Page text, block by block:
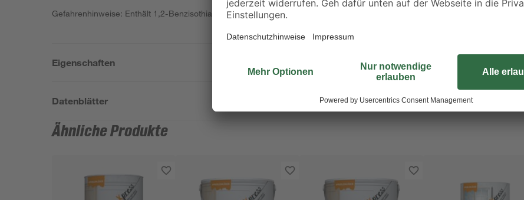
Gefahrenhinweise: Enthält 1,2-Benzisothiazol-3(2H)-on, 2-Methyl-2H-Isothiazol-3-on. Kann allergische Reaktionen hervorrufen.
Eigenschaften
Datenblätter
Ähnliche Produkte